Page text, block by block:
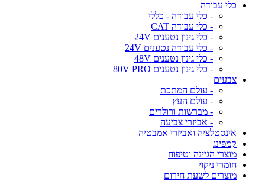
כלי עבודה
- כלי עבודה - כללי
- כלי עבודה CAT
- כלי גינון נטענים 24V
- כלי עבודה נטענים 24V
- כלי גינון נטענים 48V
- כלי גינון נטענים 80V PRO
צבעים
- עולם המתכת
- עולם העץ
- מברשות ורולרים
- אביזרי צביעה
אינסטלציה ואביזרי אמבטיה
קמפינג
מוצרי הגיינה וטיפוח
חומרי ניקוי
מוצרים לשעת חירום